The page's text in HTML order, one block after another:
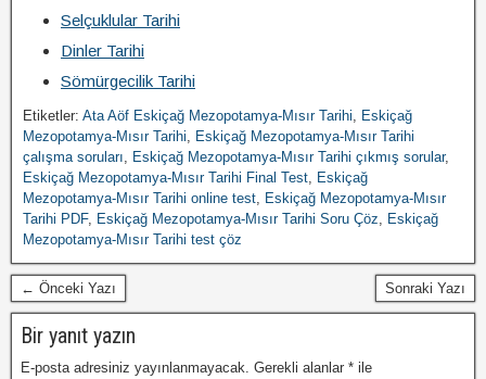
Selçuklular Tarihi
Dinler Tarihi
Sömürgecilik Tarihi
Etiketler: Ata Aöf Eskiçağ Mezopotamya-Mısır Tarihi, Eskiçağ
Mezopotamya-Mısır Tarihi, Eskiçağ Mezopotamya-Mısır Tarihi
çalışma soruları, Eskiçağ Mezopotamya-Mısır Tarihi çıkmış sorular,
Eskiçağ Mezopotamya-Mısır Tarihi Final Test, Eskiçağ
Mezopotamya-Mısır Tarihi online test, Eskiçağ Mezopotamya-Mısır
Tarihi PDF, Eskiçağ Mezopotamya-Mısır Tarihi Soru Çöz, Eskiçağ
Mezopotamya-Mısır Tarihi test çöz
← Önceki Yazı Sonraki Yazı
Bir yanıt yazın
E-posta adresiniz yayınlanmayacak. Gerekli alanlar * ile